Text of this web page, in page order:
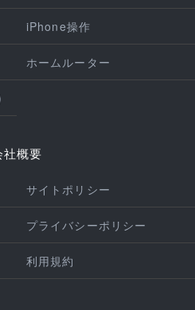
iPhone操作
ホームルーター
社概要
サイトポリシー
プライバシーポリシー
利用規約